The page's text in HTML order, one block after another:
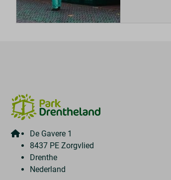
De Gavere 1
8437 PE Zorgvlied
Drenthe
Nederland